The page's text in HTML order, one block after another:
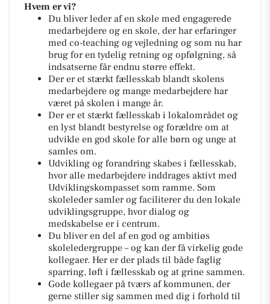
Hvem er vi?
Du bliver leder af en skole med engagerede
medarbejdere og en skole, der har erfaringer
med co-teaching og vejledning og som nu har
brug for en tydelig retning og opfølgning, så
indsatserne får endnu større effekt.
Der er et stærkt fællesskab blandt skolens
medarbejdere og mange medarbejdere har
været på skolen i mange år.
Der er et stærkt fællesskab i lokalområdet og
en lyst blandt bestyrelse og forældre om at
udvikle en god skole for alle børn og unge at
samles om.
Udvikling og forandring skabes i fællesskab,
hvor alle medarbejdere inddrages aktivt med
Udviklingskompasset som ramme. Som
skoleleder samler og faciliterer du den lokale
udviklingsgruppe, hvor dialog og
medskabelse er i centrum.
Du bliver en del af en god og ambitiøs
skoleledergruppe – og kan der få virkelig gode
kollegaer. Her er der plads til både faglig
sparring, løft i fællesskab og at grine sammen.
Gode kollegaer på tværs af kommunen, der
gerne stiller sig sammen med dig i forhold til